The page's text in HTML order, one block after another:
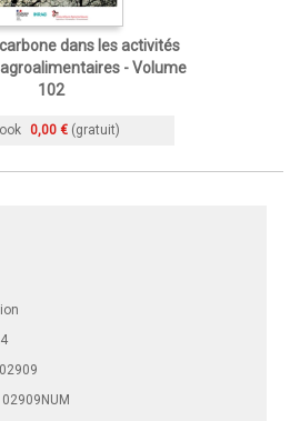
dans les activités
- Volume
102
0,00 € (gratuit)
02909
02909NUM